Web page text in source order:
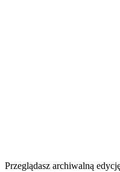
Przeglądasz archiwalną